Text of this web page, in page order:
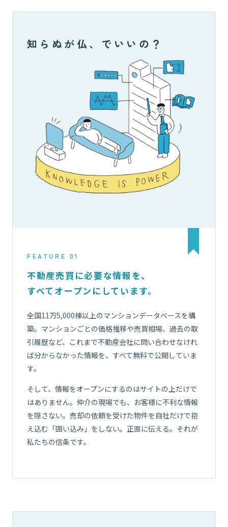
知らぬが仏、でいいの？
01
FEATURE 01
不動産売買に必要な情報を、
すべてオープンにしています。
全国11万5,000棟以上のマンションデータベースを構
築。マンションごとの価格推移や売買相場、過去の取
引履歴など、これまで不動産会社に問い合わせなけれ
ば分からなかった情報を、すべて無料で公開していま
す。
そして、情報をオープンにするのはサイトの上だけで
はありません。仲介の現場でも、お客様に不利な情報
を隠さない。売却の依頼を受けた物件を自社だけで抱
え込む「囲い込み」をしない。正直に伝える。それが
私たちの信条です。